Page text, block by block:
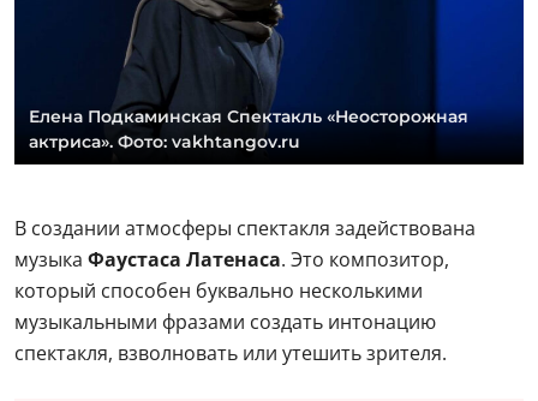
Елена Подкаминская Спектакль «Неосторожная
актриса». Фото: vakhtangov.ru
В создании атмосферы спектакля задействована
музыка Фаустаса Латенаса. Это композитор,
который способен буквально несколькими
музыкальными фразами создать интонацию
спектакля, взволновать или утешить зрителя.